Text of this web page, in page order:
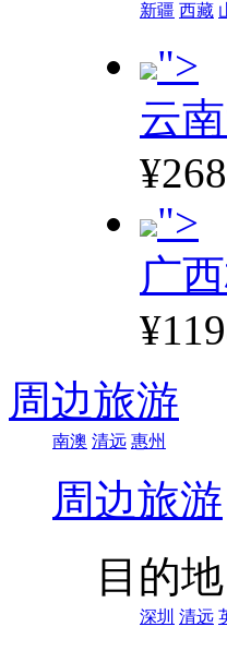
新疆 西藏
">
云
">
广
周边旅游
南澳 清远 惠州
周边旅游
目的地
深圳 清远